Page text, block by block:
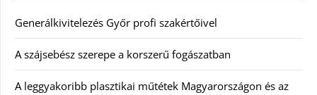
Generálkivitelezés Győr profi szakértőivel
A szájsebész szerepe a korszerű fogászatban
A leggyakoribb plasztikai műtétek Magyarországon és az